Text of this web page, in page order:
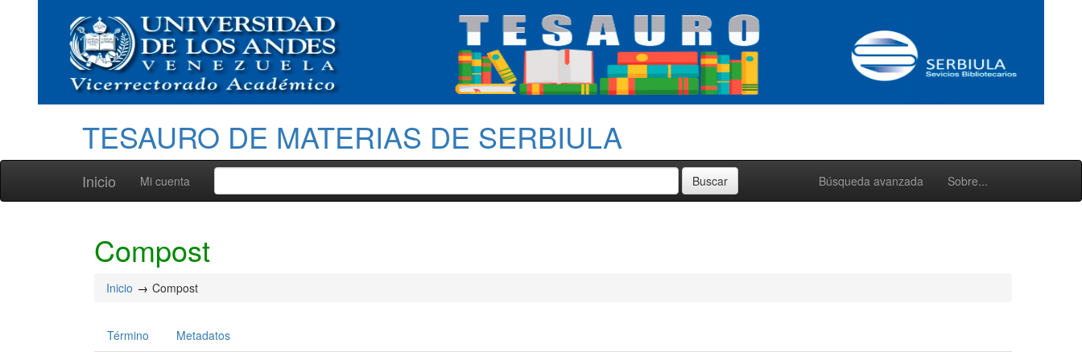
TESAURO DE MATERIAS DE SERBIULA
Inicio Búsqueda avanzada Sobre...
Mi cuenta
Compost
Inicio Compost
Término Metadatos